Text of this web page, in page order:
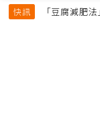
快訊
「豆腐減肥